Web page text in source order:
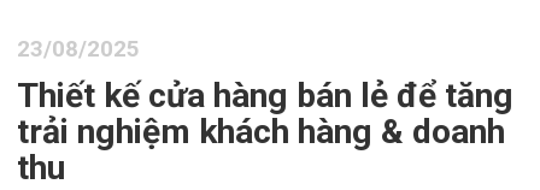
23/08/2025
Thiết kế cửa hàng bán lẻ để tăng
trải nghiệm khách hàng & doanh
thu